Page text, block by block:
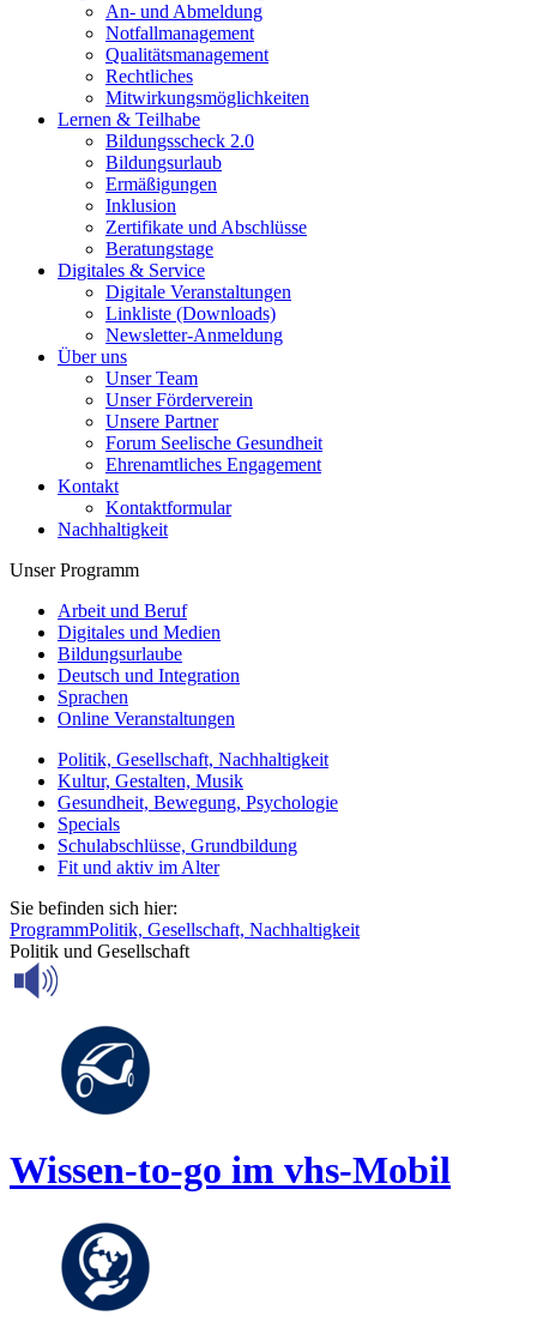
An- und Abmeldung
Notfallmanagement
Qualitätsmanagement
Rechtliches
Mitwirkungsmöglichkeiten
Lernen & Teilhabe
Bildungsscheck 2.0
Bildungsurlaub
Ermäßigungen
Inklusion
Zertifikate und Abschlüsse
Beratungstage
Digitales & Service
Digitale Veranstaltungen
Linkliste (Downloads)
Newsletter-Anmeldung
Über uns
Unser Team
Unser Förderverein
Unsere Partner
Forum Seelische Gesundheit
Ehrenamtliches Engagement
Kontakt
Kontaktformular
Nachhaltigkeit
Unser Programm
Arbeit und Beruf
Digitales und Medien
Bildungsurlaube
Deutsch und Integration
Sprachen
Online Veranstaltungen
Politik, Gesellschaft, Nachhaltigkeit
Kultur, Gestalten, Musik
Gesundheit, Bewegung, Psychologie
Specials
Schulabschlüsse, Grundbildung
Fit und aktiv im Alter
Sie befinden sich hier:
ProgrammPolitik, Gesellschaft, Nachhaltigkeit
Politik und Gesellschaft
Wissen-to-go im vhs-Mobil